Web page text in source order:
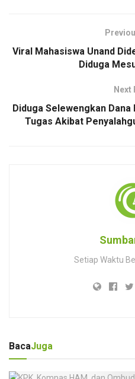
Viral Mahasiswa Unand
Diduga
Next
Diduga Selewengkan Dana
Tugas Akibat
Setiap Waktu
BacaJuga